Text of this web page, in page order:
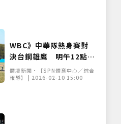
WBC》中華隊熱身賽對
決台鋼雄鷹 明午12點手
刀搶票
體壇新聞•【SPN體育中心／綜合
報導】 | 2026-02-10 15:00